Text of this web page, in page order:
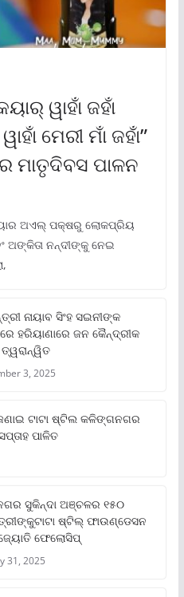
ୱାହାଁ ଜହାଁ
ମେରୀ ମାଁ ଜହାଁ”
ମାତୃଦିବସ ପାଳନ
ଅଏଲ୍ ପକ୍ଷରୁ ଲୋକପ୍ରିୟ
ଅଙ୍କିତା ନନ୍ଦୀଙ୍କୁ ନେଇ
ନାୟାବ ସିଂହ ସଇନୀଙ୍କ
ହରିୟାଣାରେ ଜନ କୈନ୍ଦ୍ରୀକ
ତ୍ୱରାନ୍ୱିତ
3, 2025
ଟାଟା ଷ୍ଟିଲ କଳିଙ୍ଗନଗର
ପାଳିତ
ସୁକିନ୍ଦା ଅଞ୍ଚଳର ୧୫୦
ଷ୍ଟିଲ୍ ଫାଉଣ୍ଡେସନ
ଫେଲୋସିପ୍‌
31, 2025